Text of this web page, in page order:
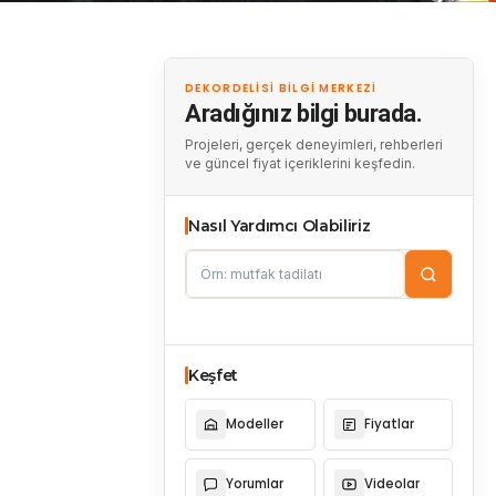
DEKORDELISI BILGI MERKEZI
Aradığınız bilgi burada.
Projeleri, gerçek deneyimleri, rehberleri
ve güncel fiyat içeriklerini keşfedin.
Nasıl Yardımcı Olabiliriz
Keşfet
Modeller Fiyatlar
Yorumlar Videolar